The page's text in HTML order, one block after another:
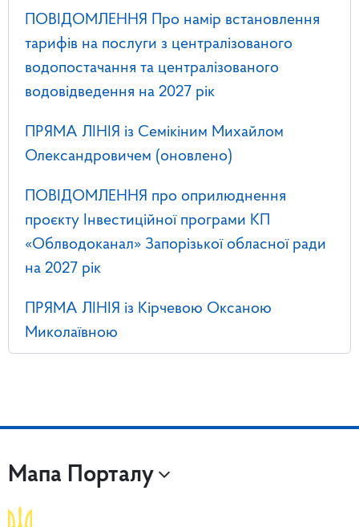
ПОВІДОМЛЕННЯ Про намір встановлення
тарифів на послуги з централізованого
водопостачання та централізованого
водовідведення на 2027 рік
ПРЯМА ЛІНІЯ із Семікіним Михайлом
Олександровичем (оновлено)
ПОВІДОМЛЕННЯ про оприлюднення
проєкту Інвестиційної програми КП
«Облводоканал» Запорізької обласної ради
на 2027 рік
ПРЯМА ЛІНІЯ із Кірчевою Оксаною
Миколаївною
Мапа Порталу